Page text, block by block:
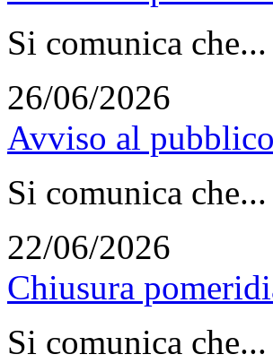
Si comunica che...
26/06/2026
Avviso al pubblico
Si comunica che...
22/06/2026
Chiusura
Si comunica che...